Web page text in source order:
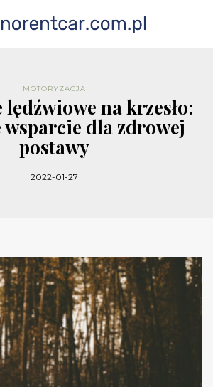
MOTORYZACJA
na krzesło:
dla zdrowej
postawy
2022-01-27